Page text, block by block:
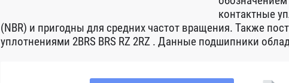
контактные
(NBR) и пригодны для средних частот вращения. Также
уплотнениями 2BRS BRS RZ 2RZ . Данные подшипники